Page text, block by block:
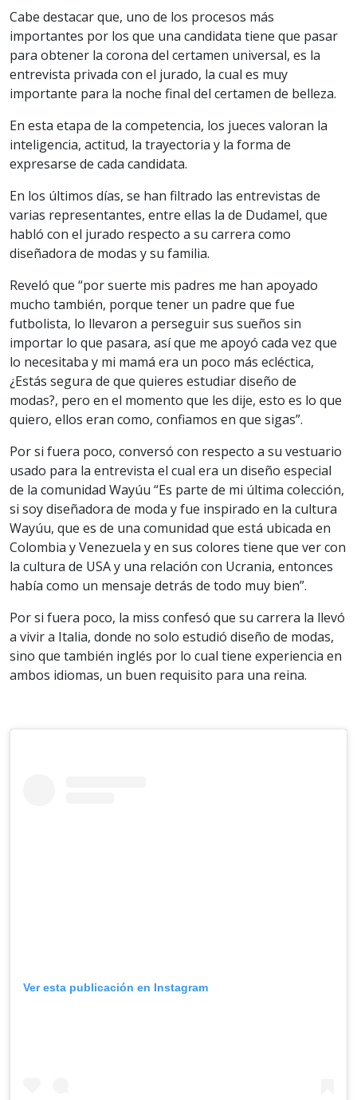
Cabe destacar que, uno de los procesos más
importantes por los que una candidata tiene que pasar
para obtener la corona del certamen universal, es la
entrevista privada con el jurado, la cual es muy
importante para la noche final del certamen de belleza.
En esta etapa de la competencia, los jueces valoran la
inteligencia, actitud, la trayectoria y la forma de
expresarse de cada candidata.
En los últimos días, se han filtrado las entrevistas de
varias representantes, entre ellas la de Dudamel, que
habló con el jurado respecto a su carrera como
diseñadora de modas y su familia.
Reveló que “por suerte mis padres me han apoyado
mucho también, porque tener un padre que fue
futbolista, lo llevaron a perseguir sus sueños sin
importar lo que pasara, así que me apoyó cada vez que
lo necesitaba y mi mamá era un poco más ecléctica,
¿Estás segura de que quieres estudiar diseño de
modas?, pero en el momento que les dije, esto es lo que
quiero, ellos eran como, confiamos en que sigas”.
Por si fuera poco, conversó con respecto a su vestuario
usado para la entrevista el cual era un diseño especial
de la comunidad Wayúu “Es parte de mi última colección,
si soy diseñadora de moda y fue inspirado en la cultura
Wayúu, que es de una comunidad que está ubicada en
Colombia y Venezuela y en sus colores tiene que ver con
la cultura de USA y una relación con Ucrania, entonces
había como un mensaje detrás de todo muy bien”.
Por si fuera poco, la miss confesó que su carrera la llevó
a vivir a Italia, donde no solo estudió diseño de modas,
sino que también inglés por lo cual tiene experiencia en
ambos idiomas, un buen requisito para una reina.
Ver esta publicación en Instagram